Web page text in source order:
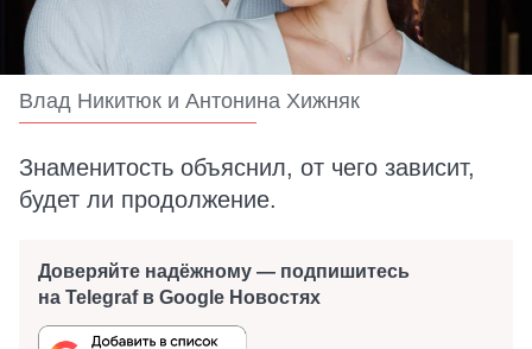
Влад Никитюк и Антонина Хижняк
Знаменитость объяснил, от чего зависит,
будет ли продолжение.
Доверяйте надёжному — подпишитесь
на Telegraf в Google Новостях